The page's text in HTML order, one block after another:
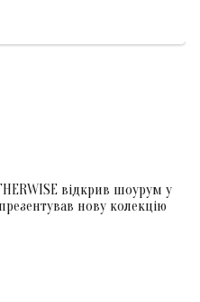
відкрив шоурум у
нову колекцію